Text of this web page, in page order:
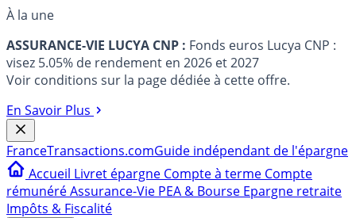
À la une
ASSURANCE-VIE LUCYA CNP : Fonds euros Lucya CNP :
visez 5.05% de rendement en 2026 et 2027
Voir conditions sur la page dédiée à cette offre.
En Savoir Plus
FranceTransactions.comGuide indépendant de l'épargne
Accueil Livret épargne Compte à terme Compte
rémunéréAssurance-Vie PEA & Bourse Epargne retraite
Impôts & Fiscalité